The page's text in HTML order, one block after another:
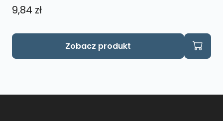
9,84 zł
Zobacz produkt